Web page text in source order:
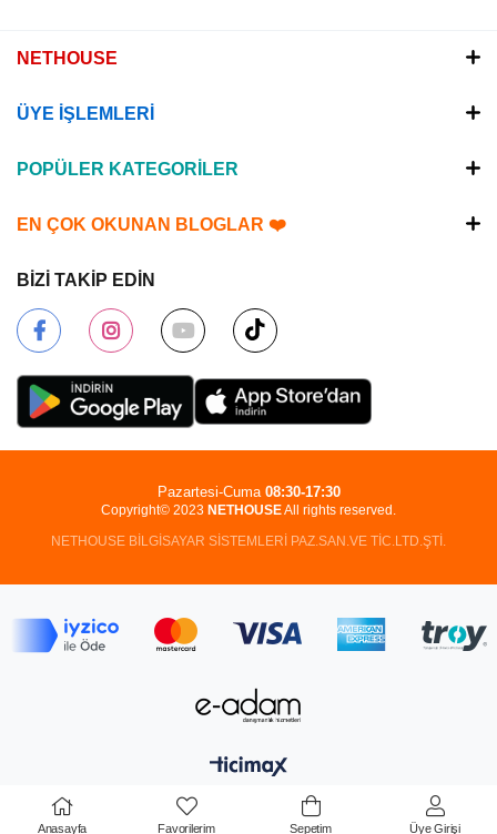
NETHOUSE
ÜYE İŞLEMLERİ
POPÜLER KATEGORİLER
EN ÇOK OKUNAN BLOGLAR ❤️
BİZİ TAKİP EDİN
Copyright© 2023 NETHOUSEAll rights reserved.
NETHOUSE BİLGİSAYAR SİSTEMLERİ PAZ.SAN.VE TİC.LTD.ŞTİ.
Pazartesi-Cuma 08:30-17:30
Anasayfa Favorilerim Sepetim Üye Girişi